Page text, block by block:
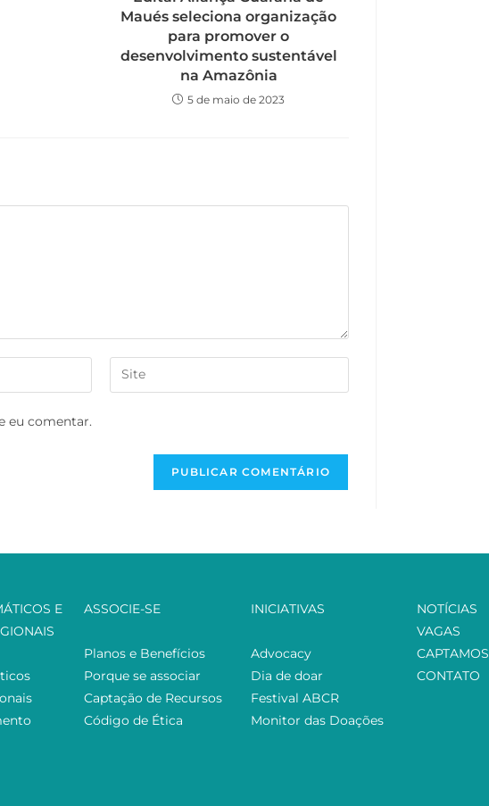
Maués seleciona organização
para promover o
desenvolvimento sustentável
na Amazônia
5 de maio de 2023
eu comentar.
E
ASSOCIE-SE
Planos e Benefícios
Porque se associar
Captação de Recursos
Código de Ética
INICIATIVAS
Advocacy
Dia de doar
Festival ABCR
Monitor das Doações
NOTÍCIAS
VAGAS
CAPTAMOS
CONTATO